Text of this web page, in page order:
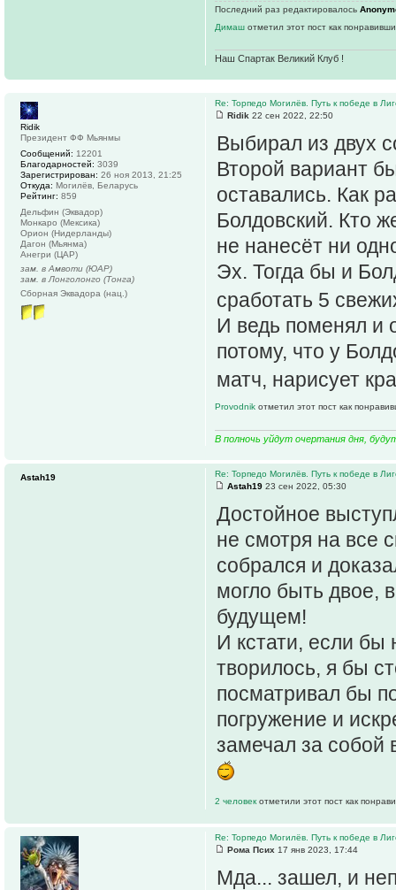
Последний раз редактировалось
Димаш отметил этот пост как
Наш Спартак Великий Клуб !
Re: Торпедо Могилёв. Путь к победе в
Ridik 22 сен 2022, 22:50
Выбирал из двух
Второй вариант
оставались. Как
Болдовский. Кто
не нанесёт ни
Эх. Тогда бы и
сработать 5
И ведь поменял и
потому, что у
матч, нарисует
Provodnik отметил этот пост как
В полночь уйдут очертания дня,
Ridik
Президент ФФ Мьянмы
Сообщений: 12201
Благодарностей: 3039
Зарегистрирован: 26 ноя 2013, 21:25
Откуда: Могилёв, Беларусь
Рейтинг: 859
Дельфин (Эквадор)
Монкаро (Мексика)
Орион (Нидерланды)
Дагон (Мьянма)
Анегри (ЦАР)
зам. в Амвоти (ЮАР)
зам. в Лонголонго (Тонга)
Сборная Эквадора (нац.)
Re: Торпедо Могилёв. Путь к победе в
Astah19 23 сен 2022, 05:30
Достойное
не смотря на все
собрался и
могло быть двое,
будущем!
И кстати, если бы
творилось, я бы
посматривал бы
погружение и
замечал за собой
2 человек отметили этот пост как
Astah19
Re: Торпедо Могилёв. Путь к победе в
Рома Псих 17 янв 2023, 17:44
Мда... зашел, и